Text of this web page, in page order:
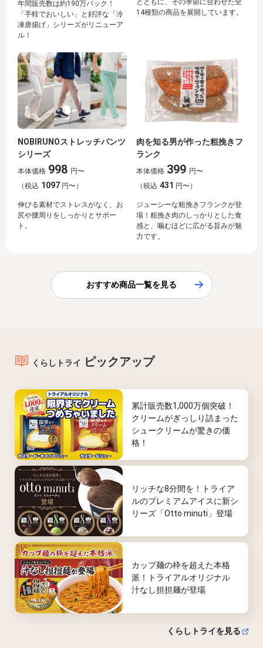
年間販売数は約190万パック！
「手軽でおいしい」と好評な「冷
凍唐揚げ」シリーズがリニューア
ル！
14種類の商品を展開しています。
NOBIRUNOストレッチパンツ
シリーズ
本体価格 998 円〜
（税込 1097 円〜）
伸びる素材でストレスがなく、お
尻や腰周りをしっかりとサポー
ト。
肉を知る男が作った粗挽きフ
ランク
本体価格 399 円〜
（税込 431 円〜）
ジューシーな粗挽きフランクが登
場！粗挽き肉のしっかりとした食
感と、噛むほどに広がる旨みが魅
力です。
おすすめ商品一覧を見る
くらしトライ ピックアップ
累計販売数1,000万個突破！
クリームがぎっしり詰まった
シュークリームが驚きの価
格！
リッチな8分間を！トライア
ルのプレミアムアイスに新シ
リーズ「Otto minuti」登場
カップ麺の枠を超えた本格
派！トライアルオリジナル
汁なし担担麺が登場
くらしトライを見る